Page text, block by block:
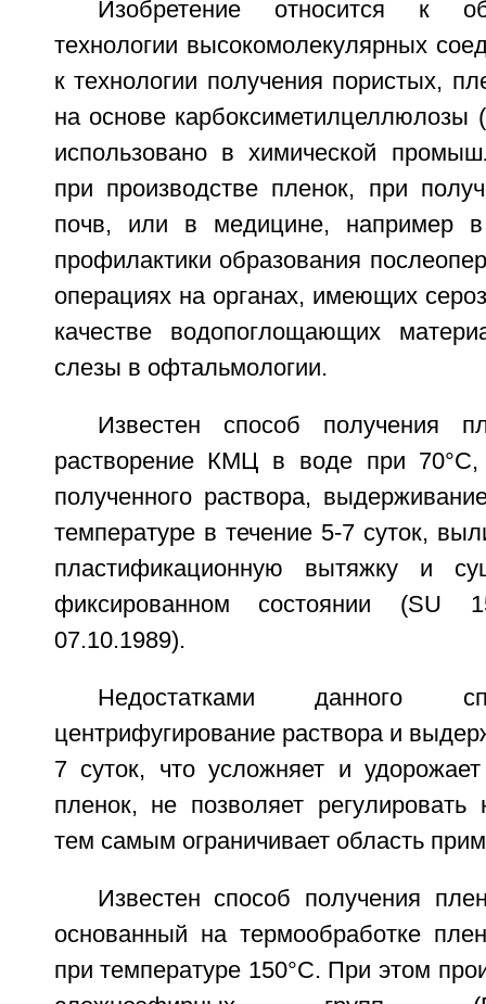
Изобретение относится к
технологии высокомолекулярных
к технологии получения пористых,
на основе
использовано в химической
при производстве пленок, при
почв, или в медицине, например в
профилактики образования
операциях на органах, имеющих
качестве водопоглощающих
слезы в офтальмологии.
Известен способ получения
растворение КМЦ в воде при 70°С,
полученного раствора,
температуре в течение 5-7 суток,
пластификационную вытяжку и
фиксированном состоянии (SU
07.10.1989).
Недостатками данного
центрифугирование раствора и
7 суток, что усложняет и
пленок, не позволяет
тем самым ограничивает область
Известен способ получения
основанный на термообработке
при температуре 150°С. При этом